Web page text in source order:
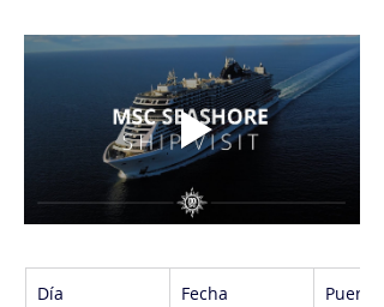
SE PARTE DE LA FAMILIA NEWTRAVEL
Día Fecha Puerto